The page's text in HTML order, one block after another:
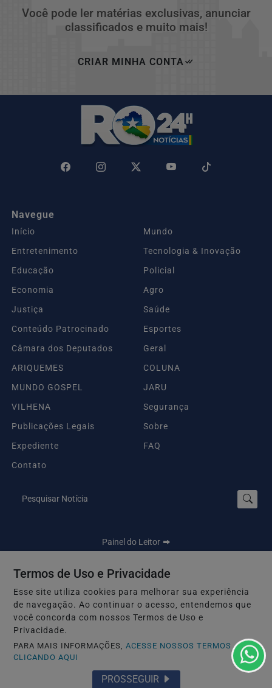
Você pode ler matérias exclusivas, anunciar
classificados e muito mais!
CRIAR MINHA CONTA
Navegue
Início
Mundo
Entretenimento
Tecnologia & Inovação
Educação
Policial
Economia
Agro
Justiça
Saúde
Conteúdo Patrocinado
Esportes
Câmara dos Deputados
Geral
ARIQUEMES
COLUNA
MUNDO GOSPEL
JARU
VILHENA
Segurança
Publicações Legais
Sobre
Expediente
FAQ
Contato
Pesquisar Notícia
Painel do Leitor
Seu Site - Todos os direitos reservados.
Termos de Uso e Privacidade
Termos de Uso e Privacidade
Esse site utiliza cookies para melhorar sua experiência
de navegação. Ao continuar o acesso, entendemos que
você concorda com nossos Termos de Uso e
Privacidade.
PARA MAIS INFORMAÇÕES,ACESSE NOSSOS TERMOS
CLICANDO AQUI
PROSSEGUIR